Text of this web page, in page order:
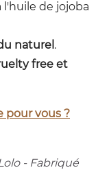
l'huile de jojoba
naturel .
free et
pour vous ?
- Fabriqué